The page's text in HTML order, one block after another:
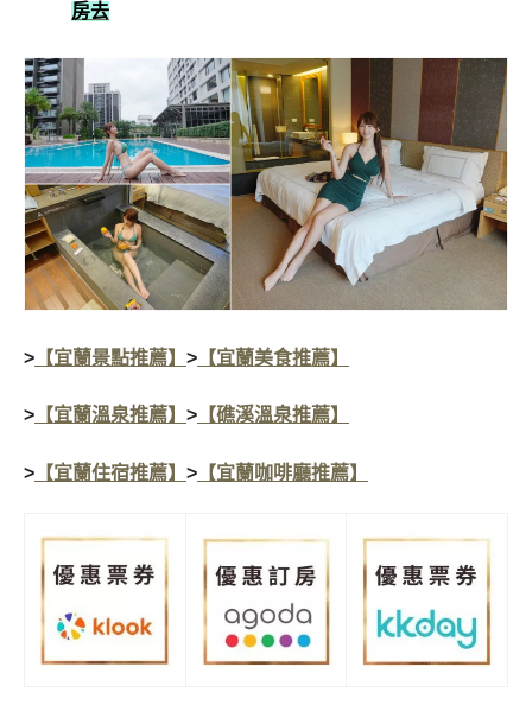
房去
> 【宜蘭景點推薦】 > 【宜蘭美食推薦】
> 【宜蘭溫泉推薦】 > 【礁溪溫泉推薦】
> 【宜蘭住宿推薦】 > 【宜蘭咖啡廳推薦】